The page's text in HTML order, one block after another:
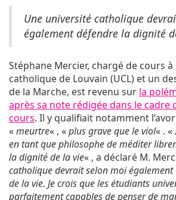
Une université catholique
également défendre la dignité
Stéphane Mercier, chargé de cours à
catholique de Louvain (UCL) et un
de la Marche, est revenu sur la
après sa note rédigée dans le cadre
cours. Il y qualifiait notamment
«meurtre« , «plus grave que le viol« . «
en tant que philosophe de méditer
la dignité de la vie« , a déclaré M.
catholique devrait selon moi
de la vie. Je crois que les étudiants
parfaitement capables de penser de